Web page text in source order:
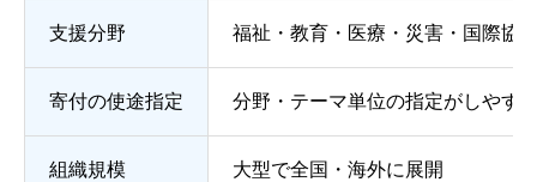
支援分野 福祉・教育・医療・災害・国際協
寄付の使途指定 分野・テーマ単位の指定がしやす
組織規模 大型で全国・海外に展開